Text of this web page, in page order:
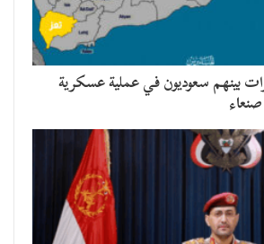
بينهم سعوديون في عملية عسكرية